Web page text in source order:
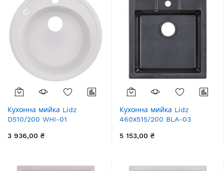
Кухонна мийка Lidz
D510/200 WHI-01
3 936,00 ₴
Кухонна мийка Lidz
460х515/200 BLA-03
5 153,00 ₴